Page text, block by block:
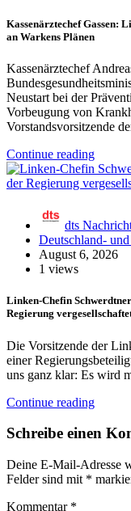
Kassenärztechef Gassen:
an Warkens Plänen
Kassenärztechef
Neustart bei der
Vorbeugung von
Vorstandsvorsitzende
Continue reading
dts
Deutschland-
August 6, 2026
1 views
Linken-Chefin
Regierung
Die Vorsitzende der
einer
uns ganz klar: Es wird
Continue reading
Schreibe einen
Deine E-Mail-Adresse
Felder sind mit *
Kommentar *